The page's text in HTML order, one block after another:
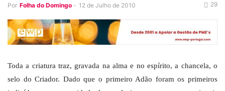
Por Folha do Domingo - 12 de Julho de 2010 29
Toda a criatura traz, gravada na alma e no espírito, a chancela, o
selo do Criador. Dado que o primeiro Adão foram os primeiros